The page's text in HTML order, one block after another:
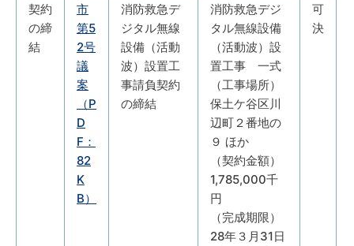
契約
の締
結
市
第5
2号
議
案
（P
D
F：
82
K
B）
消防救急デ
ジタル無線
設備（活動
波）設置工
事請負契約
の締結
消防救急デジ
タル無線設備
（活動波）設
置工事 一式
（工事場所）
保土ケ谷区川
辺町２番地の
９ ほか
（契約金額）
1,785,000千
円
（完成期限）
28年３月31日
可
決